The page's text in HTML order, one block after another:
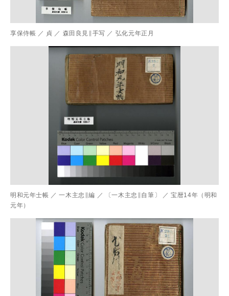
享保侍帳 ／ 貞 ／ 森田良見∥手写 ／ 弘化元年正月
明和元年士帳 ／ 一木主忠∥編 ／ 〔一木主忠∥自筆〕 ／ 宝暦14年（明和
元年）